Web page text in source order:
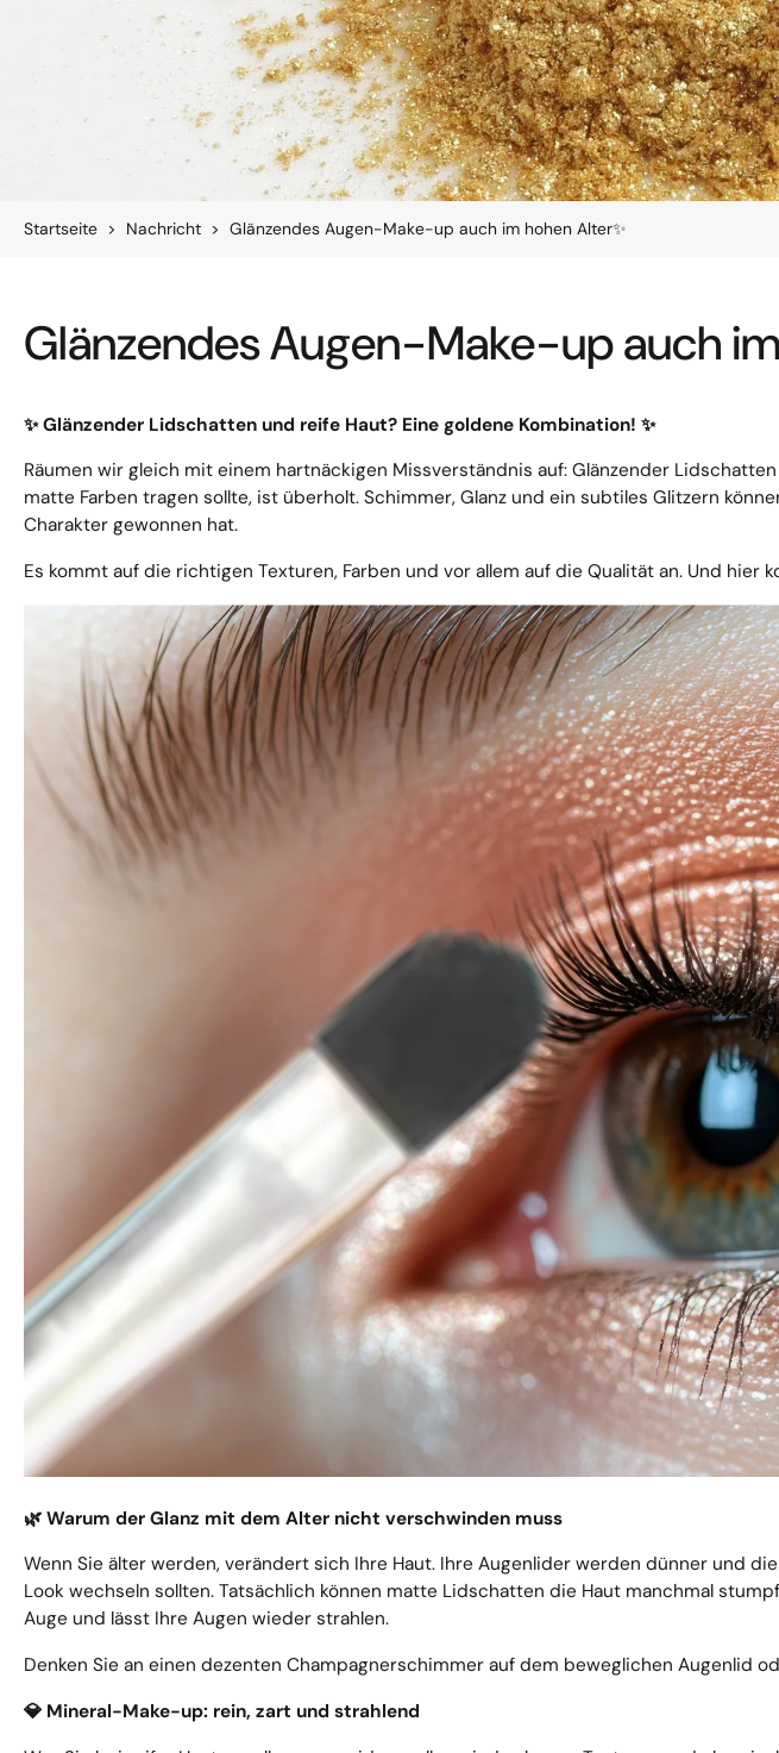
Startseite > Nachricht > Glänzendes Augen-Make-up auch im hohen Alter✨
Glänzendes Augen-Make-up auch
✨Glänzender Lidschatten und reife Haut? Eine goldene Kombination! ✨
Räumen wir gleich mit einem hartnäckigen Missverständnis auf: Glänzender
matte Farben tragen sollte, ist überholt. Schimmer, Glanz und ein subtiles Glitzern
Charakter gewonnen hat.
Es kommt auf die richtigen Texturen, Farben und vor allem auf die Qualität an. Und hier
🌿 Warum der Glanz mit dem Alter nicht verschwinden muss
Wenn Sie älter werden, verändert sich Ihre Haut. Ihre Augenlider werden dünner und
Look wechseln sollten. Tatsächlich können matte Lidschatten die Haut manchmal
Auge und lässt Ihre Augen wieder strahlen.
Denken Sie an einen dezenten Champagnerschimmer auf dem beweglichen Augenlid
💎 Mineral-Make-up: rein, zart und strahlend